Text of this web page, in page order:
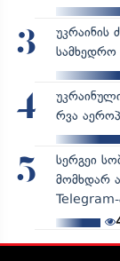
3
უკრაინის
სამხედრო
4
რვა
5
სერგეი
მომხდარ